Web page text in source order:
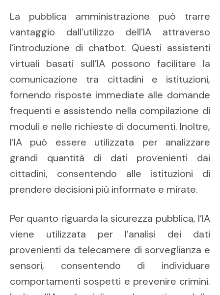
La pubblica amministrazione può trarre
vantaggio dall’utilizzo dell’IA attraverso
l’introduzione di chatbot. Questi assistenti
virtuali basati sull’IA possono facilitare la
comunicazione tra cittadini e istituzioni,
fornendo risposte immediate alle domande
frequenti e assistendo nella compilazione di
moduli e nelle richieste di documenti. Inoltre,
l’IA può essere utilizzata per analizzare
grandi quantità di dati provenienti dai
cittadini, consentendo alle istituzioni di
prendere decisioni più informate e mirate.
Per quanto riguarda la sicurezza pubblica, l’IA
viene utilizzata per l’analisi dei dati
provenienti da telecamere di sorveglianza e
sensori, consentendo di individuare
comportamenti sospetti e prevenire crimini.